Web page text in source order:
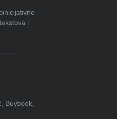
i
Buybook,